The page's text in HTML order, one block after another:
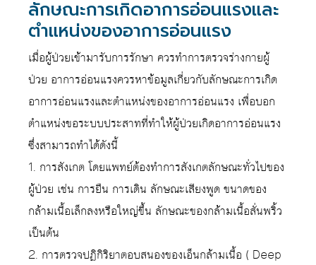
ลักษณะการเกิดอาการอ่อนแรงและ
ตำแหน่งของอาการอ่อนแรง
เมื่อผู้ป่วยเข้ามารับการรักษา ควรทำการตรวจร่างกายผู้
ป่วย อาการอ่อนแรงควรหาข้อมูลเกี่ยวกับลักษณะการเกิด
อาการอ่อนแรงและตำแหน่งของอาการอ่อนแรง เพื่อบอก
ตำแหน่งขอระบบประสาทที่ทำให้ผู้ป่วยเกิดอาการอ่อนแรง
ซึ่งสามารถทำได้ดังนี้
1. การสังเกต โดยแพทย์ต้องทำการสังเกตลักษณะทั่วไปของ
ผู้ป่วย เช่น การยืน การเดิน ลักษณะเสียงพูด ขนาดของ
กล้ามเนื้อเล็กลงหรือใหญ่ขึ้น ลักษณะของกล้ามเนื้อสั่นพริ้ว
เป็นต้น
2. การตรวจปฏิกิริยาตอบสนองของเอ็นกล้ามเนื้อ ( Deep